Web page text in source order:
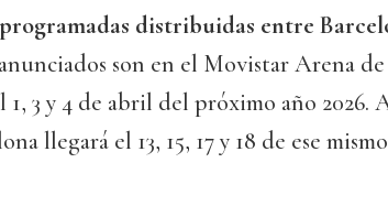
distribuidas entre
son en el Movistar Arena de
3 y 4 de abril del próximo año 2026.
llegará el 13, 15, 17 y 18 de ese mismo